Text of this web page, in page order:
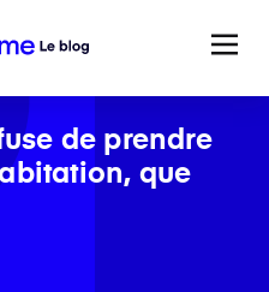
de prendre
que